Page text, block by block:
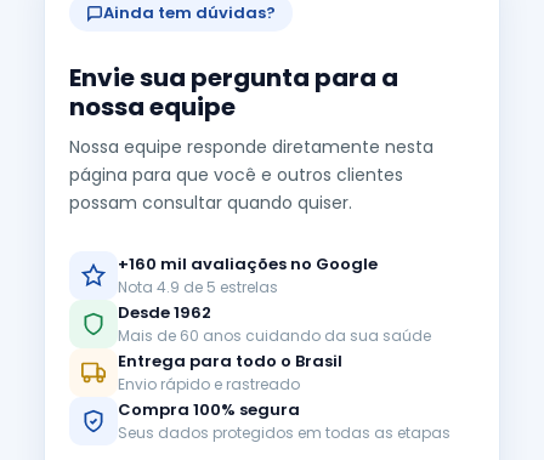
Ainda tem dúvidas?
Envie sua pergunta para a
nossa equipe
Nossa equipe responde diretamente nesta
página para que você e outros clientes
possam consultar quando quiser.
+160 mil avaliações no Google
Nota 4.9 de 5 estrelas
Desde 1962
Mais de 60 anos cuidando da sua saúde
Entrega para todo o Brasil
Envio rápido e rastreado
Compra 100% segura
Seus dados protegidos em todas as etapas